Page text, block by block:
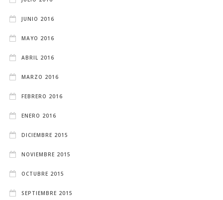
JUNIO 2016
MAYO 2016
ABRIL 2016
MARZO 2016
FEBRERO 2016
ENERO 2016
DICIEMBRE 2015
NOVIEMBRE 2015
OCTUBRE 2015
SEPTIEMBRE 2015